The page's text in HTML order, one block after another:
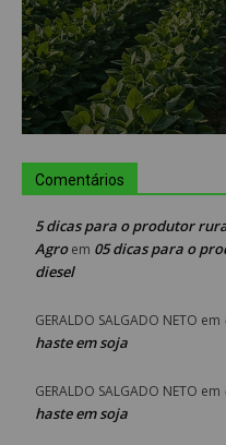
Comentários
5 dicas para o produtor
Agroem 05 dicas para o
diesel
GERALDO SALGADO NETO em
haste em soja
GERALDO SALGADO NETO em
haste em soja